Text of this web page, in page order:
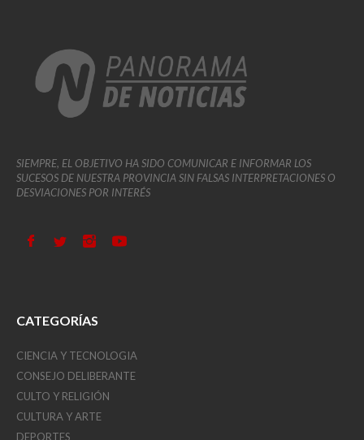
SIEMPRE, EL OBJETIVO HA SIDO COMUNICAR E INFORMAR LOS
SUCESOS DE NUESTRA PROVINCIA SIN FALSAS INTERPRETACIONES O
DESVIACIONES POR INTERÉS
CATEGORÍAS
CIENCIA Y TECNOLOGIA
CONSEJO DELIBERANTE
CULTO Y RELIGIÓN
CULTURA Y ARTE
DEPORTES